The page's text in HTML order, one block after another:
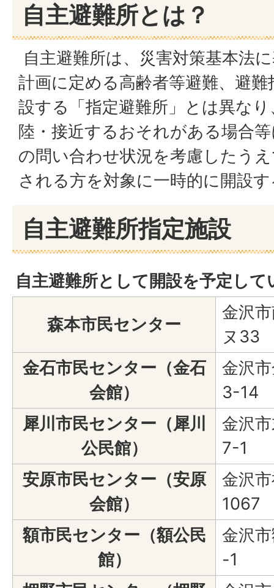
自主避難所とは？
自主避難所は、災害対策基本法
計画に定める高齢者等避難、避
設する「指定避難所」とは異な
陸・接近するおそれがある場合
の問い合わせ状況を考慮したう
される方を対象に一時的に開設
自主避難所指定施設
自主避難所として開設を予定して
森本市民センター
金沢
ヌ33
金石市民センター（金石
会館）
金沢
3-14
犀川市民センター（犀川
公民館）
金沢
7-1
安原市民センター（安原
会館）
金沢
1067
額市民センター（額公民
館）
金沢
-1